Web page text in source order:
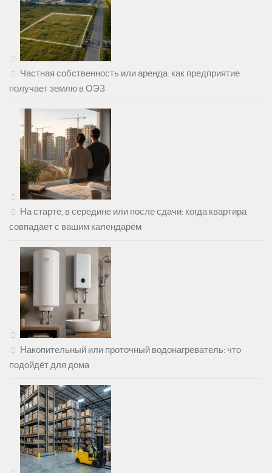
Частная собственность или аренда: как предприятие
получает землю в ОЭЗ
На старте, в середине или после сдачи: когда квартира
совпадает с вашим календарём
Накопительный или проточный водонагреватель: что
подойдёт для дома